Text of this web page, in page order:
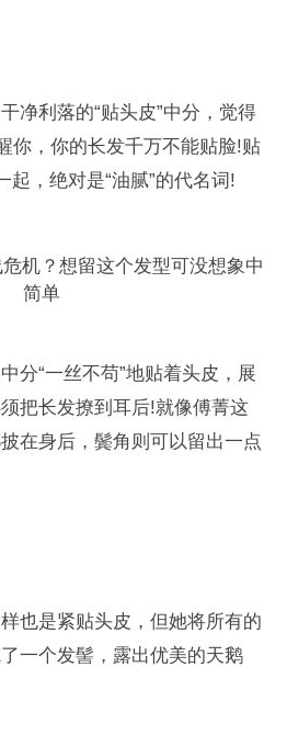
利落的“贴头皮”中分，觉得
你，你的长发千万不能贴脸!贴
起，绝对是“油腻”的代名词!
“一丝不苟”地贴着头皮，展
把长发撩到耳后!就像傅菁这
在身后，鬓角则可以留出一点
是紧贴头皮，但她将所有的
一个发髻，露出优美的天鹅